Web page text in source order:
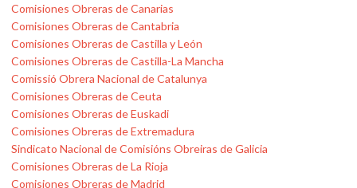
Comisiones Obreras de Canarias
Comisiones Obreras de Cantabria
Comisiones Obreras de Castilla y León
Comisiones Obreras de Castilla-La Mancha
Comissió Obrera Nacional de Catalunya
Comisiones Obreras de Ceuta
Comisiones Obreras de Euskadi
Comisiones Obreras de Extremadura
Sindicato Nacional de Comisións Obreiras de Galicia
Comisiones Obreras de La Rioja
Comisiones Obreras de Madrid